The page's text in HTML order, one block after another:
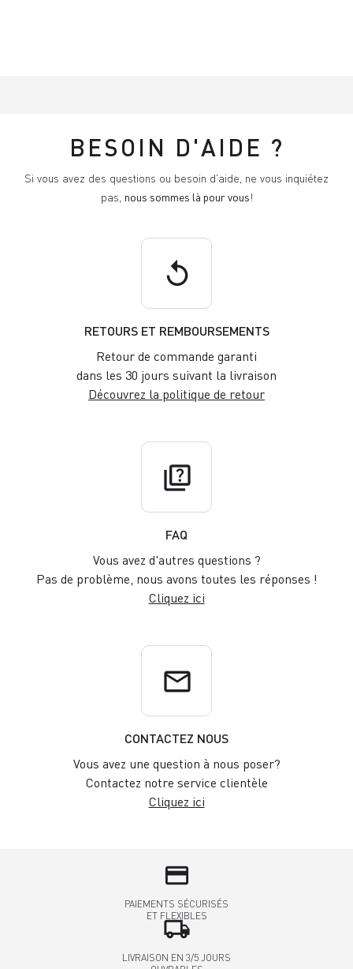
BESOIN D'AIDE ?
Si vous avez des questions ou besoin d'aide, ne vous inquiétez
pas, nous sommes là pour vous!
replay
RETOURS ET REMBOURSEMENTS
Retour de commande garanti
dans les 30 jours suivant la livraison
Découvrez la politique de retour
quiz
FAQ
Vous avez d'autres questions ?
Pas de problème, nous avons toutes les réponses !
Cliquez ici
email
CONTACTEZ NOUS
Vous avez une question à nous poser?
Contactez notre service clientèle
Cliquez ici
credit_card
PAIEMENTS SÉCURISÉS
ET FLEXIBLES
local_shipping
LIVRAISON EN 3/5 JOURS